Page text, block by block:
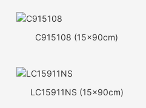
C915108 (15x90cm)
LC15911NS (15x90cm)